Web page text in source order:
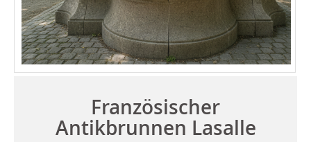
Französischer
Antikbrunnen Lasalle